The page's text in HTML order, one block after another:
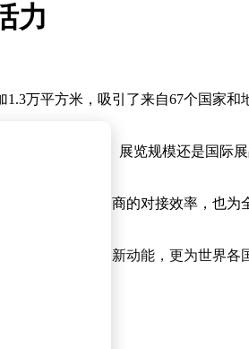
力
万平方米，吸引了来自67个国家和
论是进场人数、展览规模还是国际
参展商与采购商的对接效率，也为
旅游经济注入新动能，更为世界各
。